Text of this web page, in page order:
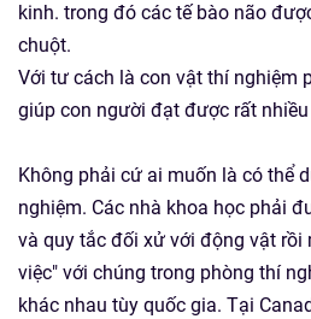
kinh. trong đó các tế bào não
chuột.
Với tư cách là con vật thí nghiệm
giúp con người đạt được rất
Không phải cứ ai muốn là có thể
nghiệm. Các nhà khoa học phải
và quy tắc đối xử với động vật rồi
việc" với chúng trong phòng thí
khác nhau tùy quốc gia. Tại